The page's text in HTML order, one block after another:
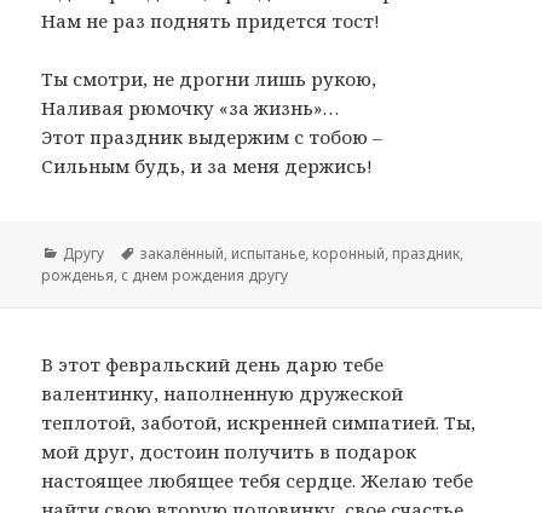
Нам не раз поднять придется тост!
Ты смотри, не дрогни лишь рукою,
Наливая рюмочку «за жизнь»…
Этот праздник выдержим с тобою –
Сильным будь, и за меня держись!
Рубрики
Другу Метки
закалённый, испытанье, коронный, праздник,
рожденья, с днем рождения другу
В этот февральский день дарю тебе
валентинку, наполненную дружеской
теплотой, заботой, искренней симпатией. Ты,
мой друг, достоин получить в подарок
настоящее любящее тебя сердце. Желаю тебе